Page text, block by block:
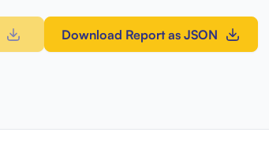
Download Report as JSON